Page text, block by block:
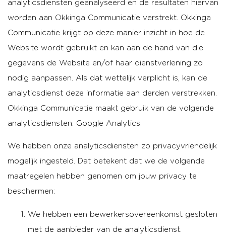
analyticsdiensten geanalyseerd en de resultaten hiervan
worden aan Okkinga Communicatie verstrekt. Okkinga
Communicatie krijgt op deze manier inzicht in hoe de
Website wordt gebruikt en kan aan de hand van die
gegevens de Website en/of haar dienstverlening zo
nodig aanpassen. Als dat wettelijk verplicht is, kan de
analyticsdienst deze informatie aan derden verstrekken.
Okkinga Communicatie maakt gebruik van de volgende
analyticsdiensten: Google Analytics.
We hebben onze analyticsdiensten zo privacyvriendelijk
mogelijk ingesteld. Dat betekent dat we de volgende
maatregelen hebben genomen om jouw privacy te
beschermen:
We hebben een bewerkersovereenkomst gesloten
met de aanbieder van de analyticsdienst.